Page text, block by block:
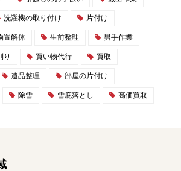
洗濯機の取り付け 片付け
置解体 生前整理 男手作業
り 買い物代行 買取
遺品整理 部屋の片付け
除雪 雪庇落とし 高価買取